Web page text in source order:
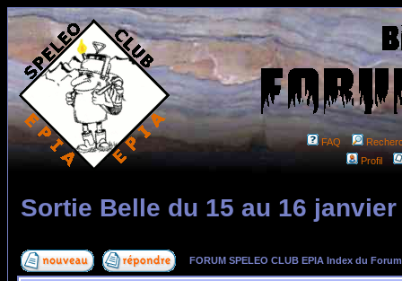
FAQ
Profil
Sortie Belle du 15 au 16 janvier
FORUM SPELEO CLUB EPIA Index du Forum